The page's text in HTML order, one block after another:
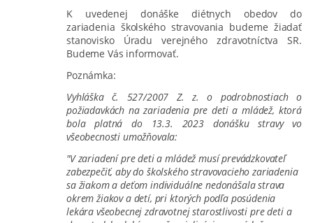
K uvedenej donáške diétnych obedov do
zariadenia školského stravovania budeme žiadať
stanovisko Úradu verejného zdravotníctva SR.
Budeme Vás informovať.
Poznámka:
Vyhláška č. 527/2007 Z. z. o podrobnostiach o
požiadavkách na zariadenia pre deti a mládež, ktorá
bola platná do 13.3. 2023 donášku stravy vo
všeobecnosti umožňovala:
"V zariadení pre deti a mládež musí prevádzkovateľ
zabezpečiť, aby do školského stravovacieho zariadenia
sa žiakom a deťom individuálne nedonášala strava
okrem žiakov a detí, pri ktorých podľa posúdenia
lekára všeobecnej zdravotnej starostlivosti pre deti a